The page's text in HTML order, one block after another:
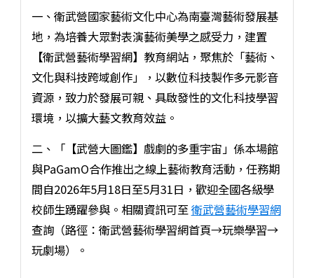
一、衛武營國家藝術文化中心為南臺灣藝術發展基
地，為培養大眾對表演藝術美學之感受力，建置
【衛武營藝術學習網】教育網站，聚焦於「藝術、
文化與科技跨域創作」，以數位科技製作多元影音
資源，致力於發展可親、具啟發性的文化科技學習
環境，以擴大藝文教育效益。
二、「【武營大圖鑑】戲劇的多重宇宙」係本場館
與PaGamO合作推出之線上藝術教育活動，任務期
間自2026年5月18日至5月31日，歡迎全國各級學
校師生踴躍參與。相關資訊可至衛武營藝術學習網
查詢（路徑：衛武營藝術學習網首頁→玩樂學習→
玩劇場）。